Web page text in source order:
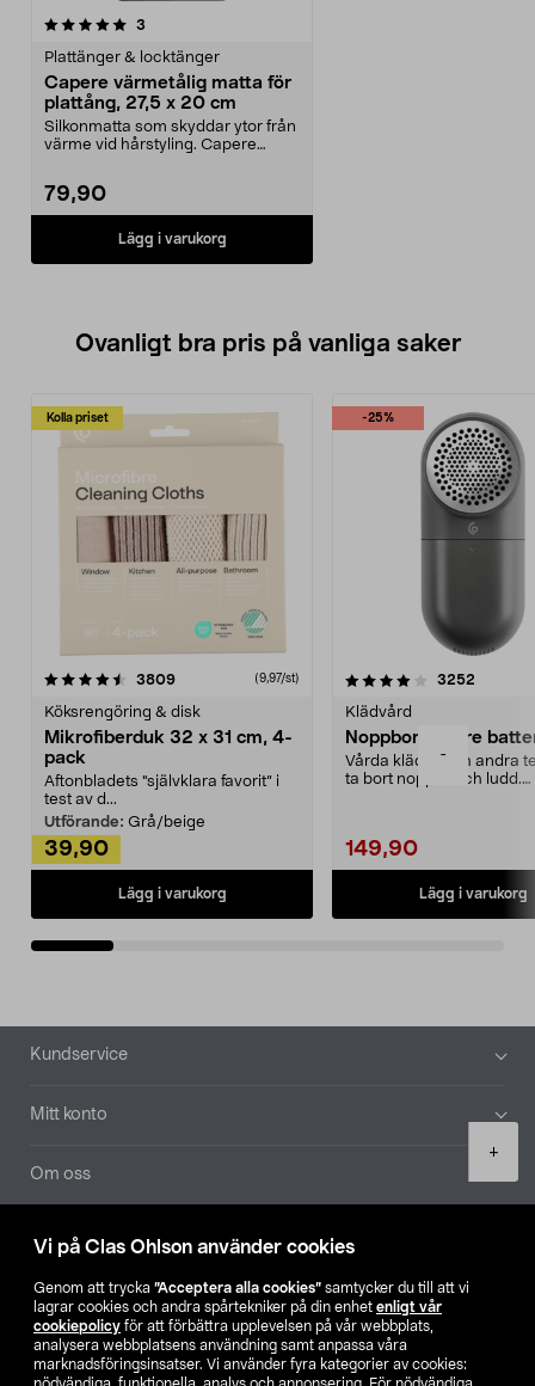
Vi på Clas Ohlson använder cookies
Genom att trycka ”Acceptera alla cookies” samtycker du till att vi
lagrar cookies och andra spårtekniker på din enhet enligt vår
cookiepolicy för att förbättra upplevelsen på vår webbplats,
analysera webbplatsens användning samt anpassa våra
marknadsföringsinsatser. Vi använder fyra kategorier av cookies:
-
+
3
Plattänger & locktänger
Capere värmetålig matta för
plattång, 27,5 x 20 cm
Silkonmatta som skyddar ytor från
värme vid hårstyling. Capere
79,90
Lägg i varukorg
Ovanligt bra pris på vanliga saker
Kolla priset
3809recensioner (9,97/st)
Köksrengöring & disk
Mikrofiberduk 32 x 31 cm, 4-
pack
Aftonbladets "självklara favorit” i
test av d...
Utförande: Grå/beige
39,90
Lägg i varukorg
-25%
4.0av 5 stjärnor 3252
Klädvård
Noppborttagare
Vårda kläder och andra
ta bort noppor och ludd.
149,90
Lägg i varukorg
4.5av 5 stjärnor
Sidfot
Kundservice
Mitt konto
Om oss
Aktuellt
Våra bolag
Hitta butik